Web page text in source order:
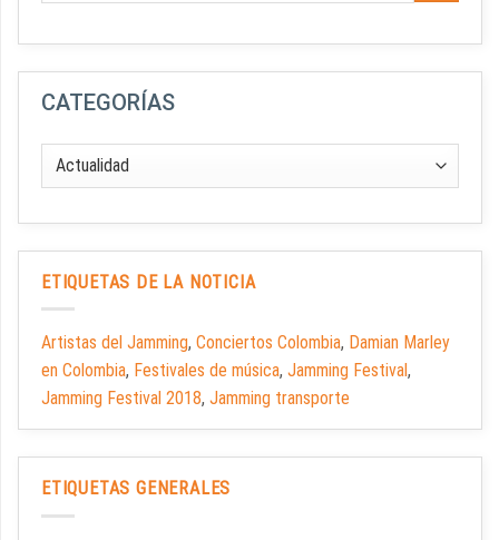
CATEGORÍAS
ETIQUETAS DE LA NOTICIA
Artistas del Jamming, Conciertos Colombia, Damian Marley
en Colombia, Festivales de música, Jamming Festival,
Jamming Festival 2018, Jamming transporte
ETIQUETAS GENERALES